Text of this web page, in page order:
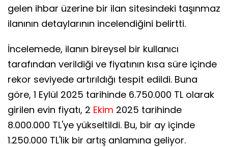
gelen ihbar üzerine bir ilan sitesindeki taşınmaz
ilanının detaylarının incelendiğini belirtti.
İncelemede, ilanın bireysel bir kullanıcı
tarafından verildiği ve fiyatının kısa süre içinde
rekor seviyede artırıldığı tespit edildi. Buna
göre, 1 Eylül 2025 tarihinde 6.750.000 TL olarak
girilen evin fiyatı, 2 Ekim 2025 tarihinde
8.000.000 TL'ye yükseltildi. Bu, bir ay içinde
1.250.000 TL'lik bir artış anlamına geliyor.